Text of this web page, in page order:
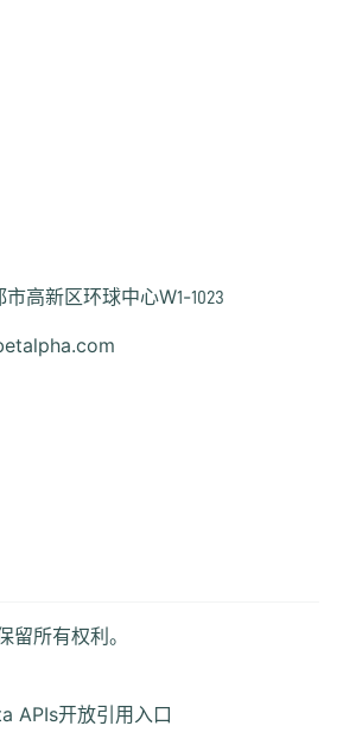
高新区环球中心W1-1023
留所有权利。
APIs开放引用入口